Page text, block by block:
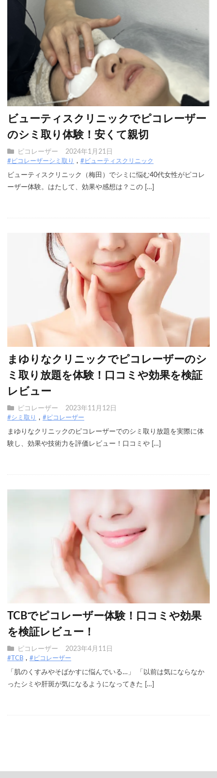
ビューティスクリニックでピコレーザー
のシミ取り体験！安くて親切
ピコレーザー 2024年1月21日
#ピコレーザーシミ取り #ビューティスクリニック
ビューティスクリニック（梅田）でシミに悩む40代女性がピコレ
ーザー体験。はたして、効果や感想は？この […]
まゆりなクリニックでピコレーザーのシ
ミ取り放題を体験！口コミや効果を検証
レビュー
ピコレーザー 2023年11月12日
#シミ取り #ピコレーザー
まゆりなクリニックのピコレーザーでのシミ取り放題を実際に体
験し、効果や技術力を評価レビュー！口コミや […]
TCBでピコレーザー体験！口コミや効果
を検証レビュー！
ピコレーザー 2023年4月11日
#TCB #ピコレーザー
「肌のくすみやそばかすに悩んでいる…」 「以前は気にならなか
ったシミや肝斑が気になるようになってきた […]